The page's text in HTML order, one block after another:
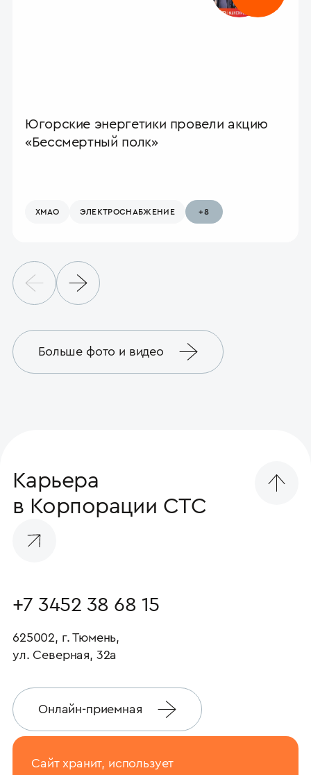
Югорские энергетики провели акцию
«Бессмертный полк»
ХМАО ЭЛЕКТРО­СНАБЖЕНИЕ +8
Больше фото и видео
Карьера
в Корпорации СТС
+7 3452 38 68 15
625002, г. Тюмень,
ул. Северная, 32а
Онлайн-приемная
Сайт хранит, использует